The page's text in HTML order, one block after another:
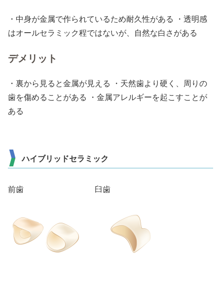
・中身が金属で作られているため耐久性がある ・透明感
はオールセラミック程ではないが、自然な白さがある
デメリット
・裏から見ると金属が見える ・天然歯より硬く、周りの
歯を傷めることがある ・金属アレルギーを起こすことが
ある
ハイブリッドセラミック
前歯 臼歯